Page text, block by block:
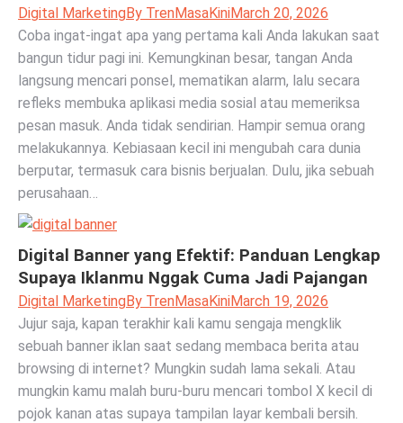
Digital MarketingBy TrenMasaKiniMarch 20, 2026
Coba ingat-ingat apa yang pertama kali Anda lakukan saat
bangun tidur pagi ini. Kemungkinan besar, tangan Anda
langsung mencari ponsel, mematikan alarm, lalu secara
refleks membuka aplikasi media sosial atau memeriksa
pesan masuk. Anda tidak sendirian. Hampir semua orang
melakukannya. Kebiasaan kecil ini mengubah cara dunia
berputar, termasuk cara bisnis berjualan. Dulu, jika sebuah
perusahaan…
Digital Banner yang Efektif: Panduan Lengkap
Supaya Iklanmu Nggak Cuma Jadi Pajangan
Digital MarketingBy TrenMasaKiniMarch 19, 2026
Jujur saja, kapan terakhir kali kamu sengaja mengklik
sebuah banner iklan saat sedang membaca berita atau
browsing di internet? Mungkin sudah lama sekali. Atau
mungkin kamu malah buru-buru mencari tombol X kecil di
pojok kanan atas supaya tampilan layar kembali bersih.